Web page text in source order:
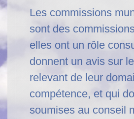
Les commissions
sont des
elles ont un rôle
donnent un avis sur
relevant de leur
compétence, et qui
soumises au conseil